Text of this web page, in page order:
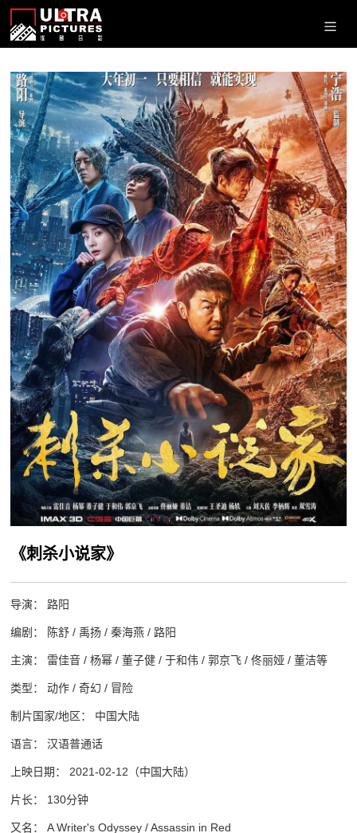
《刺杀小说家》
导演： 路阳
编剧： 陈舒 / 禹扬 / 秦海燕 / 路阳
主演： 雷佳音 / 杨幂 / 董子健 / 于和伟 / 郭京飞 / 佟丽娅 / 董洁等
类型： 动作 / 奇幻 / 冒险
制片国家/地区： 中国大陆
语言： 汉语普通话
上映日期： 2021-02-12（中国大陆）
片长： 130分钟
又名： A Writer's Odyssey / Assassin in Red